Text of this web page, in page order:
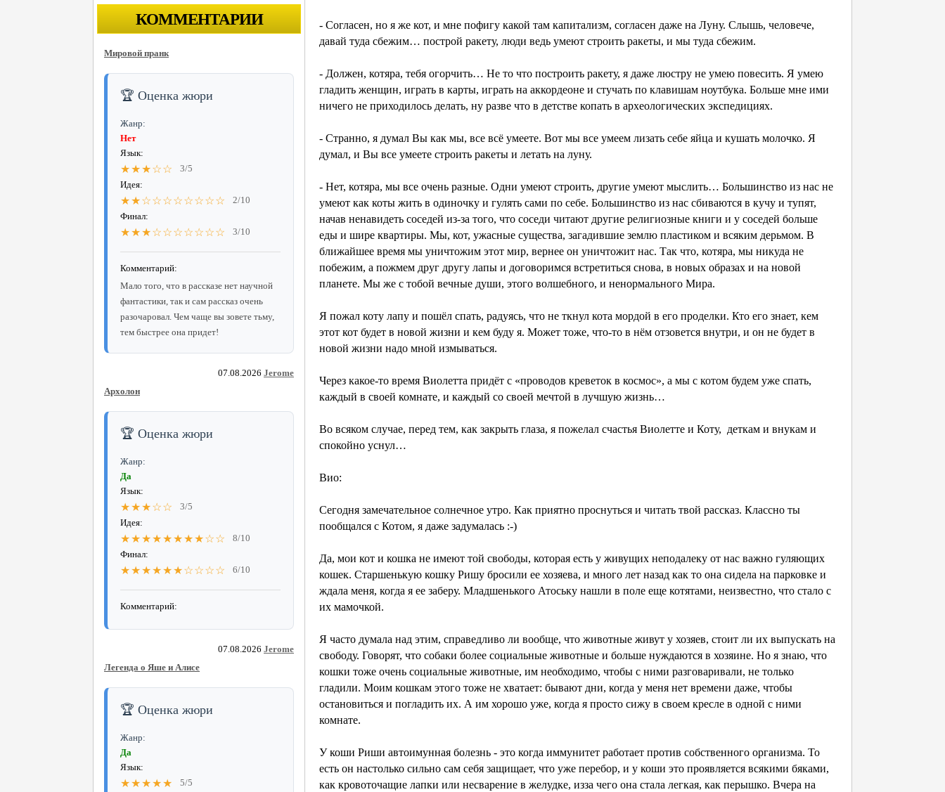
КОММЕНТАРИИ
Мировой пранк
🏆 Оценка жюри
Жанр:
Нет
Язык:
★★★☆☆
3/5
Идея:
★★☆☆☆☆☆☆☆☆
2/10
Финал:
★★★☆☆☆☆☆☆☆ 3/10
Комментарий:
Мало того, что в рассказе нет научной
фантастики, так и сам рассказ очень
разочаровал. Чем чаще вы зовете тьму,
тем быстрее она придет!
07.08.2026 Jerome
Архолон
🏆 Оценка жюри
Жанр:
Да
Язык:
★★★☆☆
3/5
Идея:
★★★★★★★★☆☆
8/10
Финал:
★★★★★★☆☆☆☆ 6/10
Комментарий:
07.08.2026 Jerome
Легенда о Яше и Алисе
🏆 Оценка жюри
Жанр:
Да
Язык:
★★★★★
5/5
- Согласен, но я же кот, и мне пофигу какой там капитализм, согласен даже на Луну. Слышь, человече,
давай туда сбежим… построй ракету, люди ведь умеют строить ракеты, и мы туда сбежим.
- Должен, котяра, тебя огорчить… Не то что построить ракету, я даже люстру не умею повесить. Я умею
гладить женщин, играть в карты, играть на аккордеоне и стучать по клавишам ноутбука. Больше мне ими
ничего не приходилось делать, ну разве что в детстве копать в археологических экспедициях.
- Странно, я думал Вы как мы, все всё умеете. Вот мы все умеем лизать себе яйца и кушать молочко. Я
думал, и Вы все умеете строить ракеты и летать на луну.
- Нет, котяра, мы все очень разные. Одни умеют строить, другие умеют мыслить… Большинство из нас не
умеют как коты жить в одиночку и гулять сами по себе. Большинство из нас сбиваются в кучу и тупят,
начав ненавидеть соседей из-за того, что соседи читают другие религиозные книги и у соседей больше
еды и шире квартиры. Мы, кот, ужасные существа, загадившие землю пластиком и всяким дерьмом. В
ближайшее время мы уничтожим этот мир, вернее он уничтожит нас. Так что, котяра, мы никуда не
побежим, а пожмем друг другу лапы и договоримся встретиться снова, в новых образах и на новой
планете. Мы же с тобой вечные души, этого волшебного, и ненормального Мира.
Я пожал коту лапу и пошёл спать, радуясь, что не ткнул кота мордой в его проделки. Кто его знает, кем
этот кот будет в новой жизни и кем буду я. Может тоже, что-то в нём отзовется внутри, и он не будет в
новой жизни надо мной измываться.
Через какое-то время Виолетта придёт с «проводов креветок в космос», а мы с котом будем уже спать,
каждый в своей комнате, и каждый со своей мечтой в лучшую жизнь…
Во всяком случае, перед тем, как закрыть глаза, я пожелал счастья Виолетте и Коту, деткам и внукам и
спокойно уснул…
Вио:
Сегодня замечательное солнечное утро. Как приятно проснуться и читать твой рассказ. Классно ты
пообщался с Котом, я даже задумалась :-)
Да, мои кот и кошка не имеют той свободы, которая есть у живущих неподалеку от нас важно гуляющих
кошек. Старшенькую кошку Ришу бросили ее хозяева, и много лет назад как то она сидела на парковке и
ждала меня, когда я ее заберу. Младшенького Атоську нашли в поле еще котятами, неизвестно, что стало с
их мамочкой.
Я часто думала над этим, справедливо ли вообще, что животные живут у хозяев, стоит ли их выпускать на
свободу. Говорят, что собаки более социальные животные и больше нуждаются в хозяине. Но я знаю, что
кошки тоже очень социальные животные, им необходимо, чтобы с ними разговаривали, не только
гладили. Моим кошкам этого тоже не хватает: бывают дни, когда у меня нет времени даже, чтобы
остановиться и погладить их. А им хорошо уже, когда я просто сижу в своем кресле в одной с ними
комнате.
У коши Риши автоимунная болезнь - это когда иммунитет работает против собственного организма. То
есть он настолько сильно сам себя защищает, что уже перебор, и у коши это проявляется всякими бяками,
как кровоточащие лапки или несварение в желудке, изза чего она стала легкая, как перышко. Вчера на